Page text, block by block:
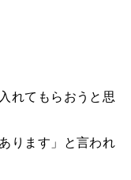
れてもらおうと思
ります」と言われ